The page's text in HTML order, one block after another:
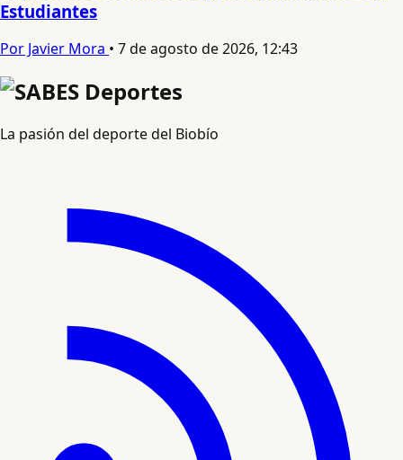
Estudiantes
Por Javier Mora • 7 de agosto de 2026, 12:43
La pasión del deporte del Biobío